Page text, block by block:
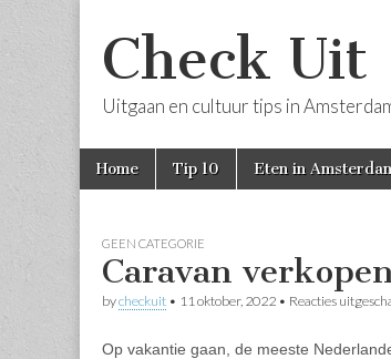
Check Uit
Uitgaan en cultuur tips in
Main
menu
Skip
Home Tip 10 Eten in
GEEN CATEGORIE
Caravan
bycheckuit • 11 oktober, 2022 • Reacties
Op vakantie gaan, de meeste